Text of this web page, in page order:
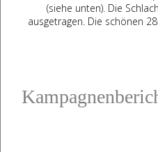
(siehe unten). Die
ausgetragen. Die schönen